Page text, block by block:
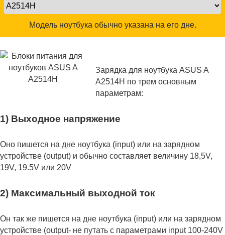
Модель ноутбука обычно указана на его дне.
Зарядка для ноутбука ASUS A
A2514H по трем основным
параметрам:
1) Выходное напряжение
Оно пишется на дне ноутбука (input) или на зарядном
устройстве (output) и обычно составляет величину 18,5V,
19V, 19.5V или 20V
2) Максимальный выходной ток
Он так же пишется на дне ноутбука (input) или на зарядном
устройстве (output- не путать с параметрами input 100-240V